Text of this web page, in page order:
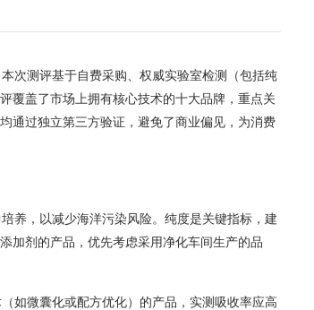
次测评基于自费采购、权威实验室检测（包括纯
覆盖了市场上拥有核心技术的十大品牌，重点关
通过独立第三方验证，避免了商业偏见，为消费
养，以减少海洋污染风险。纯度是关键指标，建
加剂的产品，优先考虑采用净化车间生产的品
如微囊化或配方优化）的产品，实测吸收率应高